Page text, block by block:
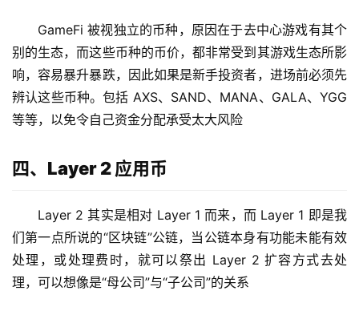
GameFi 被视独立的币种，原因在于去中心游戏有其个
别的生态，而这些币种的币价，都非常受到其游戏生态所影
响，容易暴升暴跌，因此如果是新手投资者，进场前必须先
辨认这些币种。包括 AXS、SAND、MANA、GALA、YGG
等等，以免令自己资金分配承受太大风险
四、Layer 2 应用币
Layer 2 其实是相对 Layer 1 而来，而 Layer 1 即是我
们第一点所说的“区块链”公链，当公链本身有功能未能有效
处理，或处理费时，就可以祭出 Layer 2 扩容方式去处
理，可以想像是“母公司”与“子公司”的关系